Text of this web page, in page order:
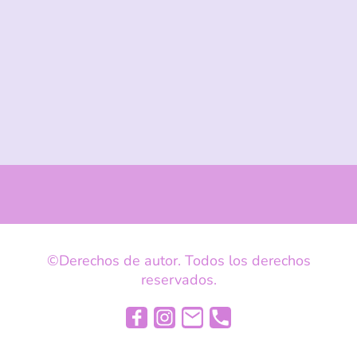
©Derechos de autor. Todos los derechos
reservados.